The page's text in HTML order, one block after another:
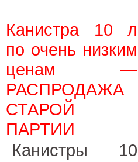
Канистра 10 л
по очень низким
ценам —
РАСПРОДАЖА
СТАРОЙ
ПАРТИИ
Канистры 10